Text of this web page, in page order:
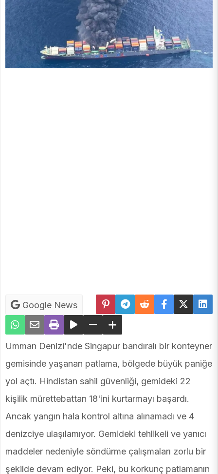
Google News
Umman Denizi'nde Singapur bandıralı bir konteyner
gemisinde yaşanan patlama, bölgede büyük paniğe
yol açtı. Hindistan sahil güvenliği, gemideki 22
kişilik mürettebattan 18'ini kurtarmayı başardı.
Ancak yangın hala kontrol altına alınamadı ve 4
denizciye ulaşılamıyor. Gemideki tehlikeli ve yanıcı
maddeler nedeniyle söndürme çalışmaları zorlu bir
şekilde devam ediyor. Peki, bu korkunç patlamanın